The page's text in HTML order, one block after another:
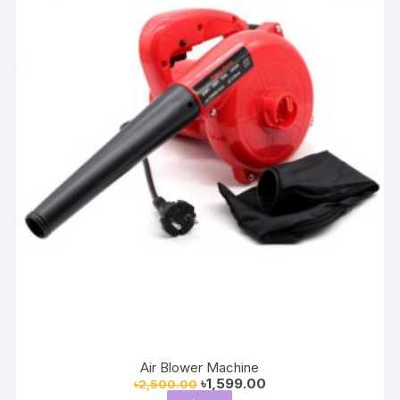
Air Blower Machine
৳2,500.00 Original
price
৳1,599.00Current